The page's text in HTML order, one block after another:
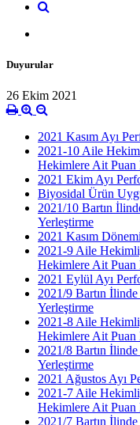
Duyurular
26 Ekim 2021
2021 Kasım Ayı
2021-10 Aile
Hekimlere Ait Puan
2021 Ekim Ayı
Biyosidal Ürün
2021/10 Bartın
Yerleştirme
2021 Kasım
2021-9 Aile
Hekimlere Ait Puan
2021 Eylül Ayı
2021/9 Bartın
Yerleştirme
2021-8 Aile
Hekimlere Ait Puan
2021/8 Bartın
Yerleştirme
2021 Ağustos Ayı
2021-7 Aile
Hekimlere Ait Puan
2021/7 Bartın